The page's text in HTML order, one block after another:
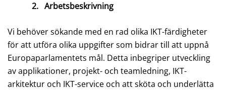
2. Arbetsbeskrivning
Vi behöver sökande med en rad olika IKT-färdigheter
för att utföra olika uppgifter som bidrar till att uppnå
Europaparlamentets mål. Detta inbegriper utveckling
av applikationer, projekt- och teamledning, IKT-
arkitektur och IKT-service och att sköta och underlätta